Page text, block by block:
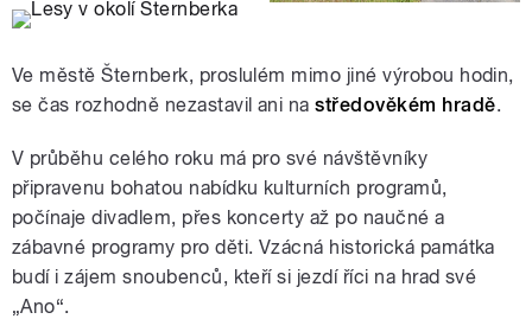
Ve městě Šternberk, proslulém mimo jiné výrobou hodin,
se čas rozhodně nezastavil ani nastředověkém hradě.
V průběhu celého roku má pro své návštěvníky
připravenu bohatou nabídku kulturních programů,
počínaje divadlem, přes koncerty až po naučné a
zábavné programy pro děti. Vzácná historická památka
budí i zájem snoubenců, kteří si jezdí říci na hrad své
„Ano“.